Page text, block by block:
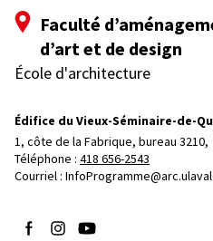
Faculté
d’art et de design
École d'architecture
Édifice du Vieux-Séminaire-de-
1, côte de la Fabrique, bureau 3210,
Téléphone : 418 656-2543
Courriel :
Suivez-nous sur Facebook
Suivez-nous sur Instagram
Suivez-nous sur YouTube